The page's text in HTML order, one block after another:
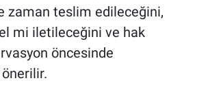
zaman teslim edileceğini,
mi iletileceğini ve hak
öncesinde